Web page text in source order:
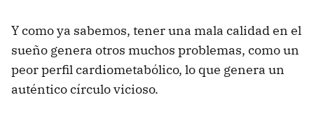
Y como ya sabemos, tener una mala calidad en el
sueño genera otros muchos problemas, como un
peor perfil cardiometabólico, lo que genera un
auténtico círculo vicioso.